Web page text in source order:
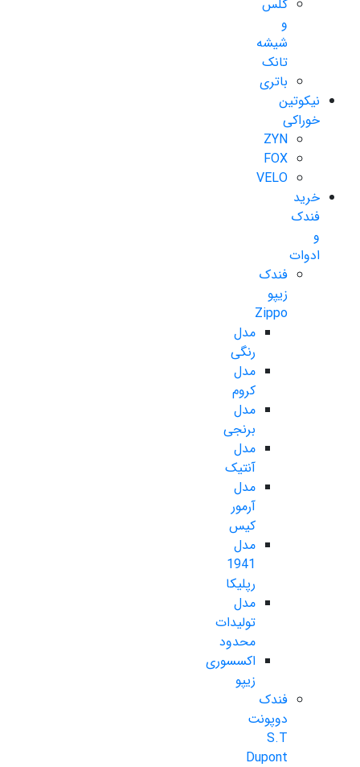
گلس
و
شیشه
تانک
باتری
نیکوتین
خوراکی
ZYN
FOX
VELO
خرید
فندک
و
ادوات
فندک
زیپو
Zippo
مدل
رنگی
مدل
کروم
مدل
برنجی
مدل
آنتیک
مدل
آرمور
کیس
مدل
1941
رپلیکا
مدل
تولیدات
محدود
اکسسوری
زیپو
فندک
دوپونت
S.T
Dupont